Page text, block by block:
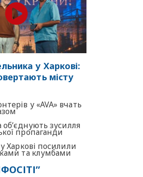
у Харкові:
місту
у «AVA» вчать
об’єднують зусилля
пропаганди
Харкові посилили
та клумбами